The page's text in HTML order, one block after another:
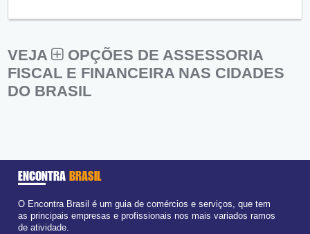
VEJA
OPÇÕES DE ASSESSORIA
FISCAL E FINANCEIRA NAS CIDADES
DO BRASIL
ENCONTRA BRASIL
O Encontra Brasil é um guia de comércios e serviços, que tem
as principais empresas e profissionais nos mais variados ramos
de atividade.